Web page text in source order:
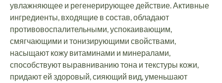
увлажняющее и регенерирующее действие. Активные
ингредиенты, входящие в состав, обладают
противовоспалительными, успокаивающим,
смягчающими и тонизирующими свойствами,
насыщают кожу витаминами и минералами,
способствуют выравниванию тона и текстуры кожи,
придают ей здоровый, сияющий вид, уменьшают